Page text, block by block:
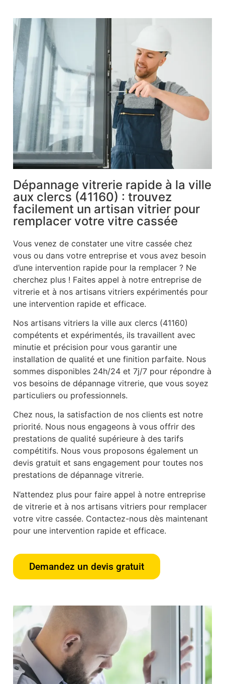
Dépannage vitrerie rapide à la ville
aux clercs (41160) : trouvez
facilement un artisan vitrier pour
remplacer votre vitre cassée
Vous venez de constater une vitre cassée chez
vous ou dans votre entreprise et vous avez besoin
d’une intervention rapide pour la remplacer ? Ne
cherchez plus ! Faites appel à notre entreprise de
vitrerie et à nos artisans vitriers expérimentés pour
une intervention rapide et efficace.
Nos artisans vitriers la ville aux clercs (41160)
compétents et expérimentés, ils travaillent avec
minutie et précision pour vous garantir une
installation de qualité et une finition parfaite. Nous
sommes disponibles 24h/24 et 7j/7 pour répondre à
vos besoins de dépannage vitrerie, que vous soyez
particuliers ou professionnels.
Chez nous, la satisfaction de nos clients est notre
priorité. Nous nous engageons à vous offrir des
prestations de qualité supérieure à des tarifs
compétitifs. Nous vous proposons également un
devis gratuit et sans engagement pour toutes nos
prestations de dépannage vitrerie.
N’attendez plus pour faire appel à notre entreprise
de vitrerie et à nos artisans vitriers pour remplacer
votre vitre cassée. Contactez-nous dès maintenant
pour une intervention rapide et efficace.
Demandez un devis gratuit